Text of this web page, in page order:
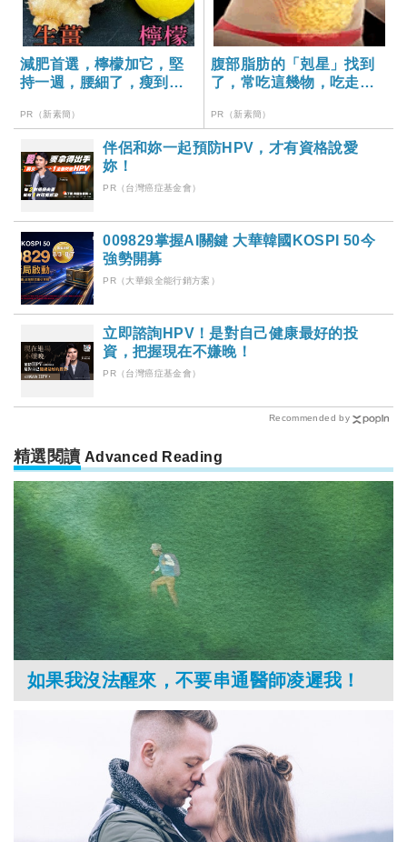
減肥首選，檸檬加它，堅
持一週，腰細了，瘦到你
PR（新素簡）
腹部脂肪的「剋星」找到
了，常吃這幾物，吃走大
PR（新素簡）
伴侶和妳一起預防HPV，才有資格說愛
妳！
PR（台灣癌症基金會）
009829掌握AI關鍵 大華韓國KOSPI 50今
強勢開募
PR（大華銀全能行銷方案）
立即諮詢HPV！是對自己健康最好的投
資，把握現在不嫌晚！
PR（台灣癌症基金會）
Recommended by
精選閱讀 Advanced Reading
如果我沒法醒來，不要串通醫師凌遲我！